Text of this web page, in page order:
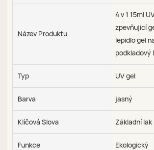
Název Produktu
4 v 1 15ml
zpevňující
lepidlo gel
podkladový
Typ UV gel
Barva jasný
Klíčová Slova Základní
Funkce Ekologický